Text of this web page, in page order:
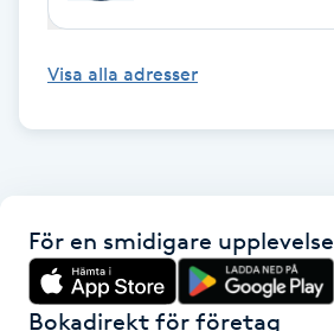
LPG-massage
Luggklippning
M
Makeup
Visa alla adresser
För en smidigare upplevelse
Bokadirekt för företag